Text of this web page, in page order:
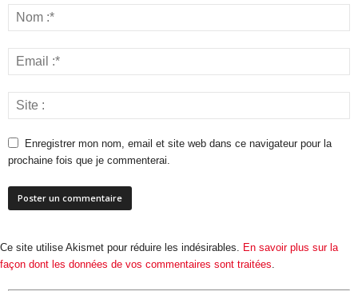
Enregistrer mon nom, email et site web dans ce navigateur pour la
prochaine fois que je commenterai.
Ce site utilise Akismet pour réduire les indésirables. En savoir plus sur la
façon dont les données de vos commentaires sont traitées